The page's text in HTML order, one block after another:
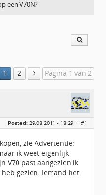
een V70N?
1 2 Pagina 1 van 2
Posted: 29.08.2011 - 18:29 · #1
zie Advertentie:
ik weet eigenlijk
V70 past aangezien ik
gezien. Iemand het